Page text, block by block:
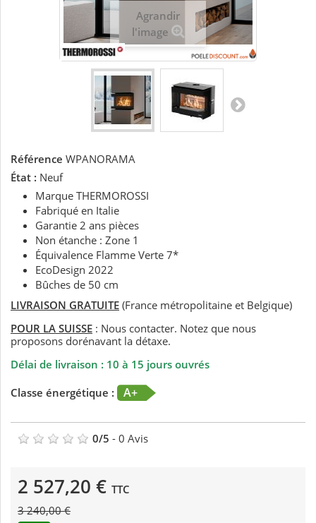
Agrandir
l'image
Référence WPANORAMA
État : Neuf
Marque THERMOROSSI
Fabriqué en Italie
Garantie 2 ans pièces
Non étanche : Zone 1
Équivalence Flamme Verte 7*
EcoDesign 2022
Bûches de 50 cm
LIVRAISON GRATUITE (France métropolitaine et Belgique)
POUR LA SUISSE : Nous contacter. Notez que nous
proposons dorénavant la détaxe.
Délai de livraison : 10 à 15 jours ouvrés
Classe énergétique :
A+
0/5 - 0 Avis
2 527,20 € TTC
3 240,00 €